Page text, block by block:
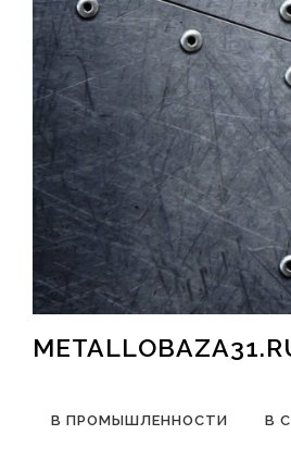
Перейти к содержимому
В ПРОМЫШЛЕННОСТИ В